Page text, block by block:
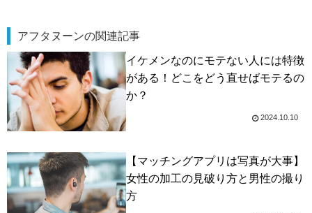
アフタヌーンの関連記事
イケメンなのにモテない人には特徴
がある！どこをどう直せばモテるの
か？
2024.10.10
【マッチングアプリは写真が大事】
女性の加工の見破り方と男性の撮り
方